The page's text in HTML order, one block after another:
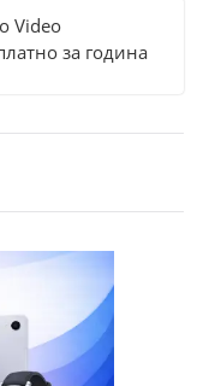
Video
за година